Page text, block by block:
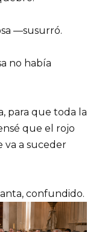
—susurró.
no había
para que toda la
que el rojo
va a suceder
confundido.